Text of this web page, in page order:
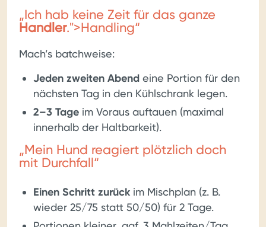
„Ich hab keine Zeit für das ganze
Handler.">Handling“
Mach’s batchweise:
Jeden zweiten Abend eine Portion für den
nächsten Tag in den Kühlschrank legen.
2–3 Tage im Voraus auftauen (maximal
innerhalb der Haltbarkeit).
„Mein Hund reagiert plötzlich doch
mit Durchfall“
Einen Schritt zurück im Mischplan (z. B.
wieder 25/75 statt 50/50) für 2 Tage.